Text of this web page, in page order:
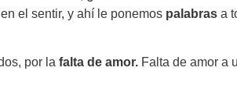
el sentir, y ahí le ponemos palabras a
por la falta de amor. Falta de amor a